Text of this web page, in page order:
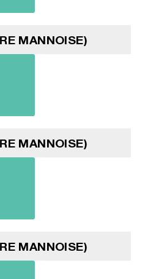
MANNOISE)
MANNOISE)
MANNOISE)